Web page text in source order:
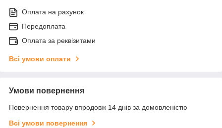
Оплата на рахунок
Передоплата
Оплата за реквізитами
Всі умови оплати
Умови повернення
Повернення товару впродовж 14 днів за домовленістю
Всі умови повернення